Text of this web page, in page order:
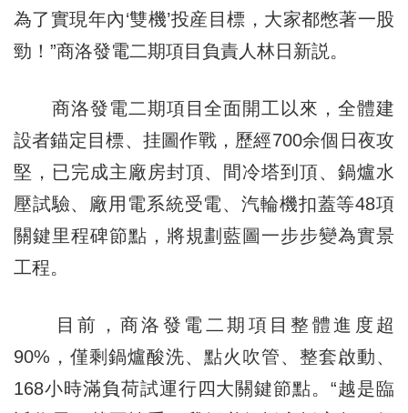
為了實現年內‘雙機’投産目標，大家都憋著一股
勁！”商洛發電二期項目負責人林日新説。
商洛發電二期項目全面開工以來，全體建
設者錨定目標、挂圖作戰，歷經700余個日夜攻
堅，已完成主廠房封頂、間冷塔到頂、鍋爐水
壓試驗、廠用電系統受電、汽輪機扣蓋等48項
關鍵里程碑節點，將規劃藍圖一步步變為實景
工程。
目前，商洛發電二期項目整體進度超
90%，僅剩鍋爐酸洗、點火吹管、整套啟動、
168小時滿負荷試運行四大關鍵節點。“越是臨